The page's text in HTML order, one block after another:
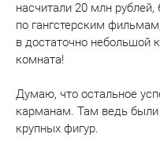
насчитали 20 млн
по гангстерским
в достаточно небольшой
комната!
Думаю, что остальное
карманам. Там ведь были
крупных фигур.